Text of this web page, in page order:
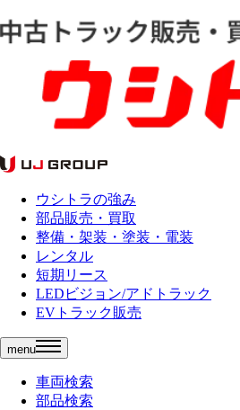
ウシトラの強み
部品販売・買取
整備・架装・塗装・電装
レンタル
短期リース
LEDビジョン/アドトラック
EVトラック販売
menu
車両検索
部品検索